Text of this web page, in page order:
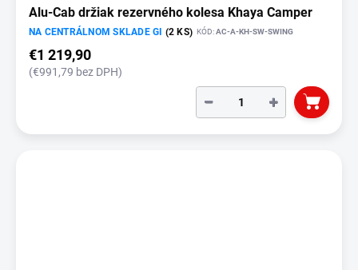
Alu-Cab držiak rezervného kolesa Khaya Camper
NA CENTRÁLNOM SKLADE GI (2 KS) KÓD:AC-A-KH-SW-SWING
€1 219,90
(€991,79 bez DPH)
+
−